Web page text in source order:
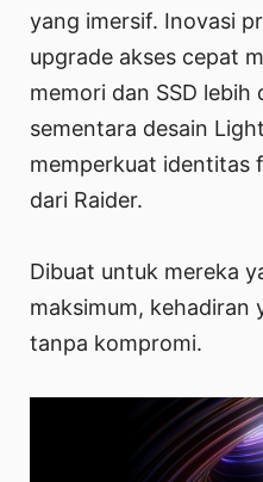
yang imersif. Inovasi
upgrade akses cepat
memori dan SSD lebih
sementara desain
memperkuat identitas
dari Raider.
Dibuat untuk mereka
maksimum, kehadiran
tanpa kompromi.